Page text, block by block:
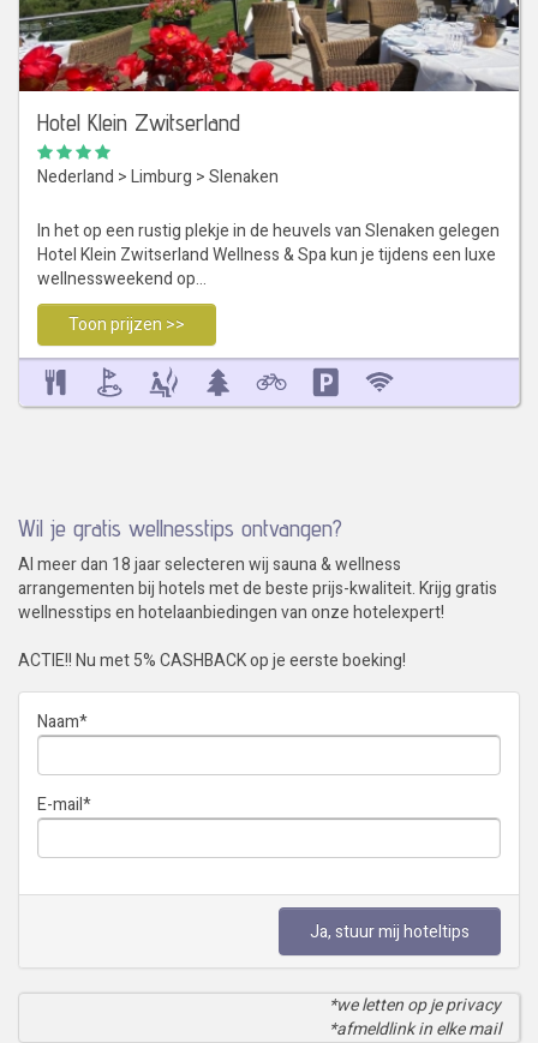
Hotel Klein Zwitserland
Nederland >Limburg >Slenaken
In het op een rustig plekje in de heuvels van Slenaken gelegen
Hotel Klein Zwitserland Wellness & Spa kun je tijdens een luxe
wellnessweekend op…
Toon prijzen >>
Wil je gratis wellnesstips ontvangen?
Al meer dan 18 jaar selecteren wij sauna & wellness
arrangementen bij hotels met de beste prijs-kwaliteit. Krijg gratis
wellnesstips en hotelaanbiedingen van onze hotelexpert!
ACTIE!! Nu met 5% CASHBACK op je eerste boeking!
Naam*
E-mail*
Ja, stuur mij hoteltips
*we letten op je privacy
*afmeldlink in elke mail